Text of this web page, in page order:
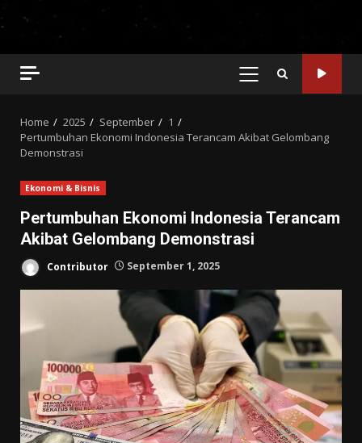
PRIMARY
Home 2025 September
1
Pertumbuhan Ekonomi Indonesia Terancam Akibat Gelombang
Demonstrasi
Ekonomi & Bisnis
Pertumbuhan Ekonomi Indonesia Terancam
Akibat Gelombang Demonstrasi
Contributor September 1, 2025